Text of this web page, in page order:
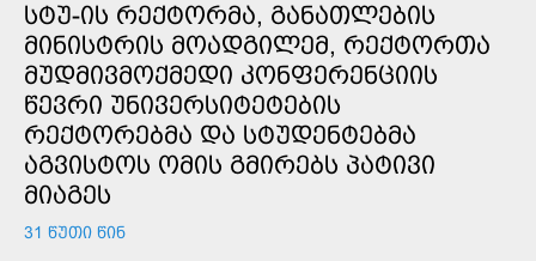
ᲡᲢᲣ-ᲘᲡ ᲠᲔᲥᲢᲝᲠᲛᲐ, ᲒᲐᲜᲐᲗᲚᲔᲑᲘᲡ
ᲛᲘᲜᲘᲡᲢᲠᲘᲡ ᲛᲝᲐᲓᲒᲘᲚᲔᲛ, ᲠᲔᲥᲢᲝᲠᲗᲐ
ᲛᲣᲓᲛᲘᲕᲛᲝᲥᲛᲔᲓᲘ ᲙᲝᲜᲤᲔᲠᲔᲜᲪᲘᲘᲡ
ᲬᲔᲕᲠᲘ ᲣᲜᲘᲕᲔᲠᲡᲘᲢᲔᲢᲔᲑᲘᲡ
ᲠᲔᲥᲢᲝᲠᲔᲑᲛᲐ ᲓᲐ ᲡᲢᲣᲓᲔᲜᲢᲔᲑᲛᲐ
ᲐᲒᲕᲘᲡᲢᲝᲡ ᲝᲛᲘᲡ ᲒᲛᲘᲠᲔᲑᲡ ᲞᲐᲢᲘᲕᲘ
ᲛᲘᲐᲒᲔᲡ
31 ᲬᲣᲗᲘ ᲬᲘᲜ